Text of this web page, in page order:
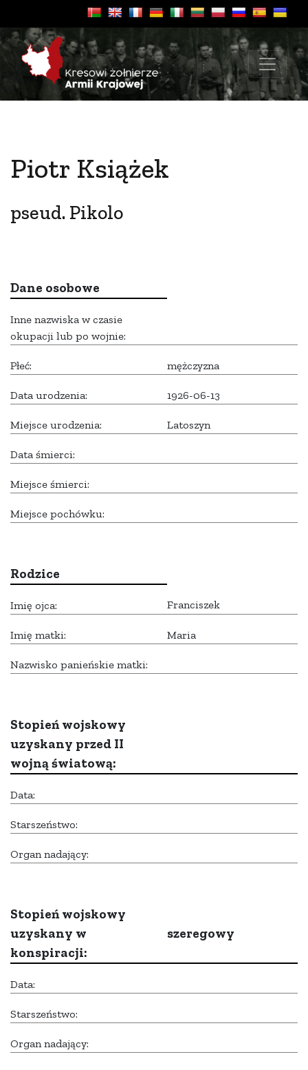
Piotr Książek
pseud. Pikolo
Dane osobowe
Inne nazwiska w czasie
okupacji lub po wojnie:
Płeć: mężczyzna
Data urodzenia: 1926-06-13
Miejsce urodzenia: Latoszyn
Data śmierci:
Miejsce śmierci:
Miejsce pochówku:
Rodzice
Imię ojca: Franciszek
Imię matki: Maria
Nazwisko panieńskie matki:
Stopień wojskowy
uzyskany przed II
wojną światową:
Data:
Starszeństwo:
Organ nadający:
Stopień wojskowy
uzyskany w
konspiracji:
szeregowy
Data:
Starszeństwo:
Organ nadający: